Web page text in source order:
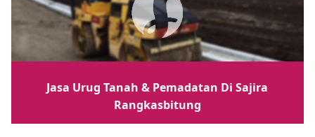
Jasa Urug Tanah & Pemadatan Di Sajira
Rangkasbitung